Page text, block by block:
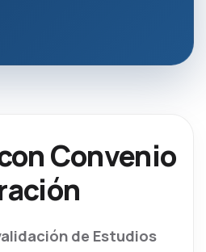
Convenio
de Estudios